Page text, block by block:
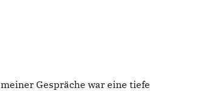
Gespräche war eine tiefe